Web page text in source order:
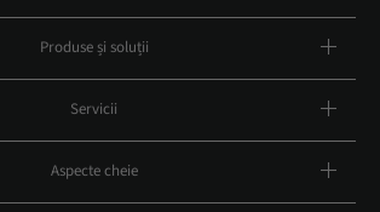
Produse și soluții
Servicii
Aspecte cheie